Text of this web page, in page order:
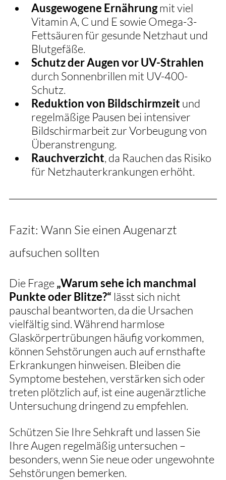
Ausgewogene Ernährung mit viel
Vitamin A, C und E sowie Omega-3-
Fettsäuren für gesunde Netzhaut und
Blutgefäße.
Schutz der Augen vor UV-Strahlen
durch Sonnenbrillen mit UV-400-
Schutz.
Reduktion von Bildschirmzeit und
regelmäßige Pausen bei intensiver
Bildschirmarbeit zur Vorbeugung von
Überanstrengung.
Rauchverzicht, da Rauchen das Risiko
für Netzhauterkrankungen erhöht.
Fazit: Wann Sie einen Augenarzt
aufsuchen sollten
Die Frage „Warum sehe ich manchmal
Punkte oder Blitze?“ lässt sich nicht
pauschal beantworten, da die Ursachen
vielfältig sind. Während harmlose
Glaskörpertrübungen häufig vorkommen,
können Sehstörungen auch auf ernsthafte
Erkrankungen hinweisen. Bleiben die
Symptome bestehen, verstärken sich oder
treten plötzlich auf, ist eine augenärztliche
Untersuchung dringend zu empfehlen.
Schützen Sie Ihre Sehkraft und lassen Sie
Ihre Augen regelmäßig untersuchen –
besonders, wenn Sie neue oder ungewohnte
Sehstörungen bemerken.